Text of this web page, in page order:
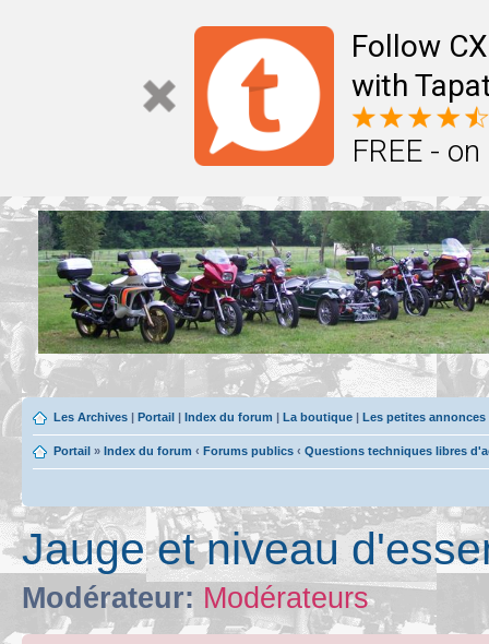
Follow
with
FREE -
Les Archives | Portail | Index du forum | La boutique | Les petites
Portail » Index du forum ‹ Forums publics ‹ Questions techniques libres
Jauge et niveau
Modérateur: Modérateurs